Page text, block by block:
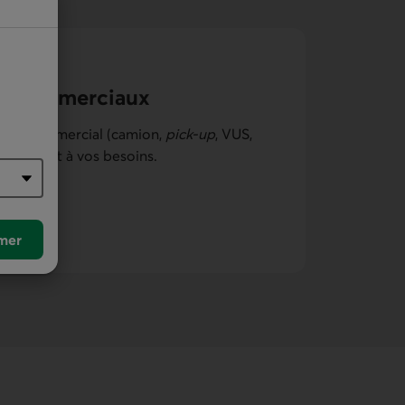
commer­ciaux
commercial (camion, pick-up, VUS,
à vos besoins.